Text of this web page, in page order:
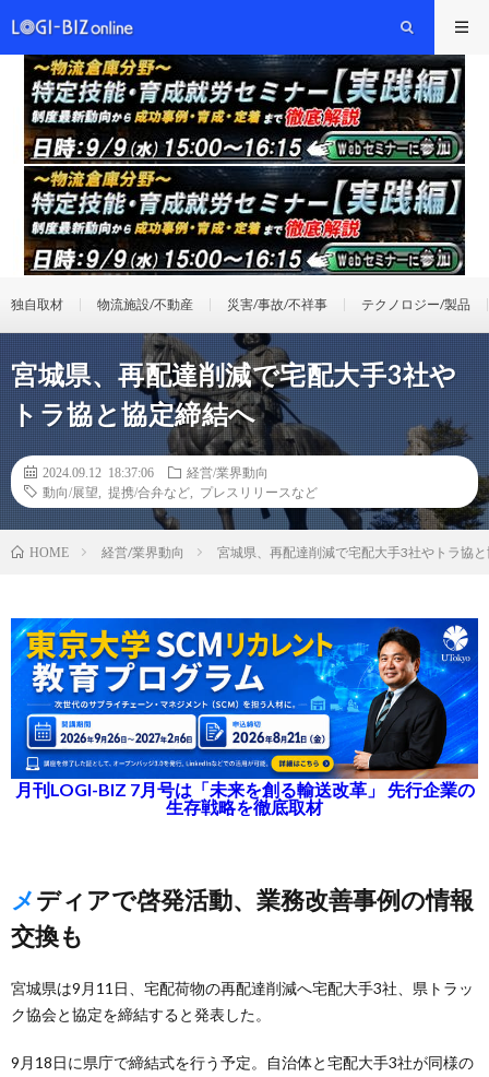
独自取材 物流施設/不動産 災害/事故/不祥事 テクノロジー/製品
宮城県、再配達削減で宅配大手3社や
トラ協と協定締結へ
2024.09.12 18:37:06
経営/業界動向
動向/展望
提携/合弁など プレスリリースなど
HOME 経営/業界動向 宮城県、再配達削減で宅配大手3社やトラ協
月刊LOGI-BIZ 7月号は「未来を創る輸送改革」 先行企業の
生存戦略を徹底取材
メディアで啓発活動、業務改善事例の情報
交換も
宮城県は9月11日、宅配荷物の再配達削減へ宅配大手3社、県トラッ
ク協会と協定を締結すると発表した。
9月18日に県庁で締結式を行う予定。自治体と宅配大手3社が同様の